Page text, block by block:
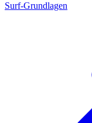
Surf-Grundlagen